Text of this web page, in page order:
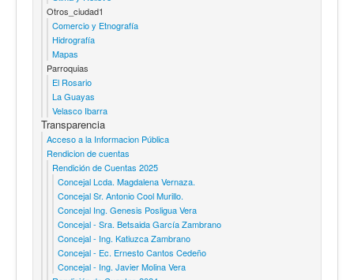
Otros_ciudad1
Comercio y Etnografía
Hidrografía
Mapas
Parroquias
El Rosario
La Guayas
Velasco Ibarra
Transparencia
Acceso a la Informacion Pública
Rendicion de cuentas
Rendición de Cuentas 2025
Concejal Lcda. Magdalena Vernaza.
Concejal Sr. Antonio Cool Murillo.
Concejal Ing. Genesis Posligua Vera
Concejal - Sra. Betsaida García Zambrano
Concejal - Ing. Katiuzca Zambrano
Concejal - Ec. Ernesto Cantos Cedeño
Concejal - Ing. Javier Molina Vera